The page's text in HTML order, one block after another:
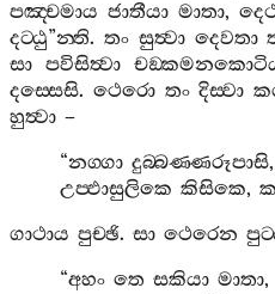
පඤ‍්චමාය ජාතීයා මාතා,
දට‍්ඨු”න‍්ති. තං සුත්‍වා දෙවතා
සා පවිසිත්‍වා
දස‍්සෙසි. ථෙරො තං දිස‍්වා
හුත්‍වා –
“නග‍්ගා දුබ‍්බණ‍්ණරූපාසි
උප‍්ඵාසුලිකෙ කිසිකෙ,
ගාථාය පුච‍්ඡි. සා ථෙරෙන
“අහං තෙ සකියා මාතා